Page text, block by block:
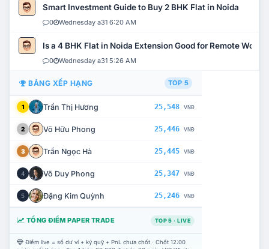
Smart Investment Guide to Buy 2 BHK Flat in Noida
0 Wednesday a31 6:20 AM
Is a 4 BHK Flat in Noida Extension Good for Remote Work?
0 Wednesday a31 5:26 AM
BẢNG XẾP HẠNG TOP 5
1 Trần Thị Hương 25,548 VNĐ
2 Võ Hữu Phong 25,446 VNĐ
3 Trần Ngọc Hà 25,445 VNĐ
4 Võ Duy Phong 25,347 VNĐ
5 Đặng Kim Quỳnh 25,246 VNĐ
TỔNG ĐIỂM PAPER TRADE TOP 5 · LIVE
Điểm live = số dư ví + ký quỹ + PnL chưa chốt · Chốt 12:00